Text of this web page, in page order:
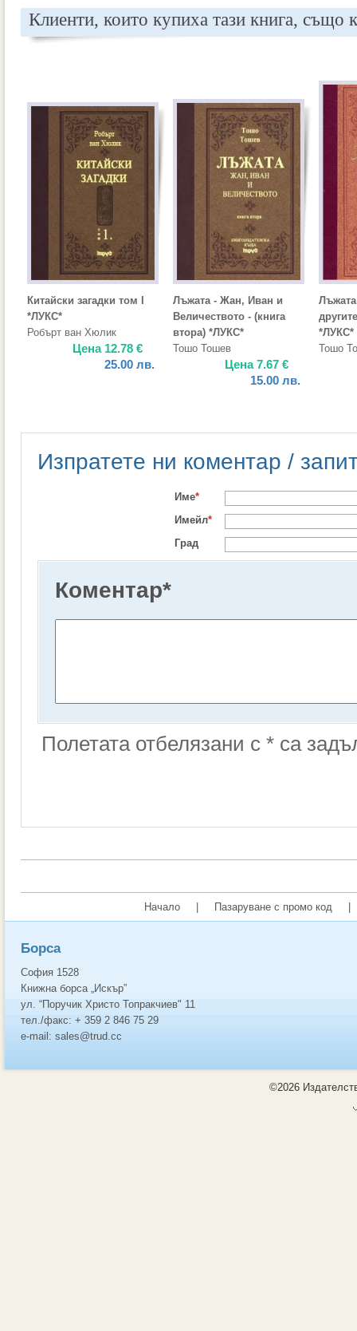
Клиенти, които купиха тази книга, също
Китайски загадки том I
*ЛУКС*
Робърт ван Хюлик
Цена 12.78 €
25.00 лв.
Лъжата - Жан, Иван и
Величеството - (книга
втора) *ЛУКС*
Тошо Тошев
Цена7.67 €
15.00 лв.
*ЛУКС*
Тошо
Изпратете ни коментар /
Име*
Имейл*
Град
Коментар*
Полетата отбелязани с * са
Начало Пазаруване с промо код
Борса
София 1528
Книжна борса „Искър”
ул. “Поручик Христо Топракчиев" 11
тел./факс: + 359 2 846 75 29
e-mail: sales@trud.cc
©2026